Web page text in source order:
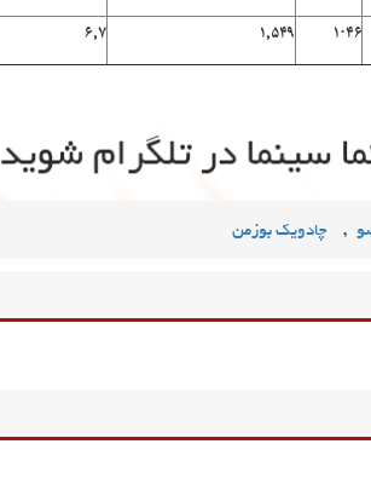
۱۰۴۶ ۱٫۵۴۹ ۶٫۷
, چادویک بوزمن